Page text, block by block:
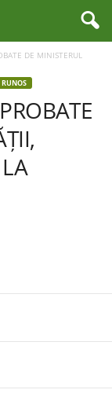
DE MINISTERUL
RUNOS